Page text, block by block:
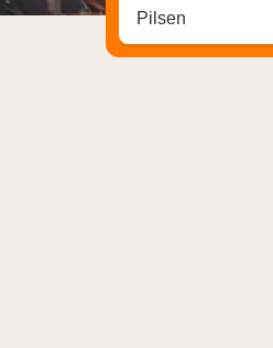
Zoek op hotel,